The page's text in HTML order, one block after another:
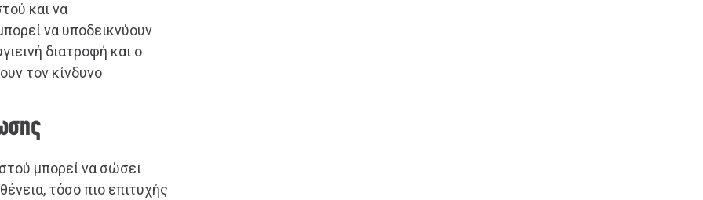
και να
να υποδεικνύουν
διατροφή και ο
τον κίνδυνο
μπορεί να σώσει
τόσο πιο επιτυχής